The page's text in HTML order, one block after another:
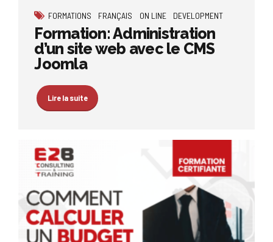
FORMATIONS FRANÇAIS ON LINE DEVELOPMENT
Formation: Administration
d’un site web avec le CMS
Joomla
Lire la suite